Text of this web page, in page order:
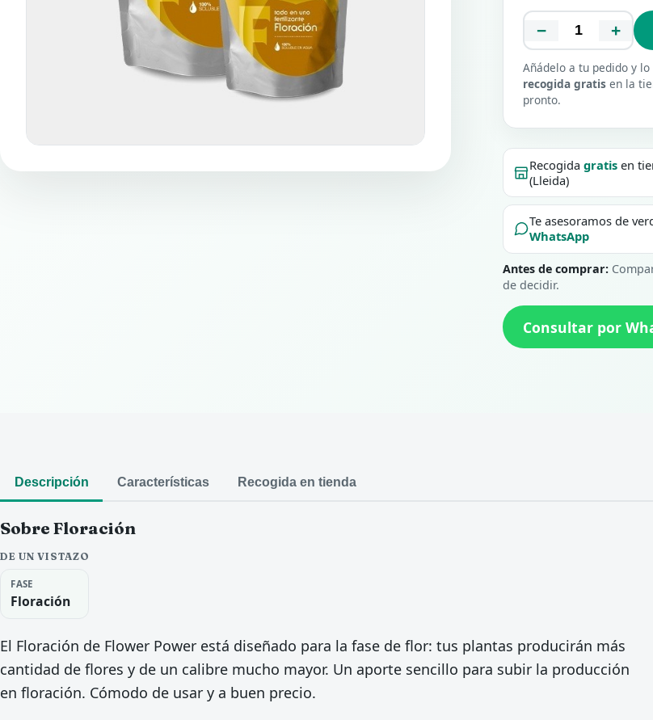
− +
Añádelo a tu pedido y
recogida gratis en la
pronto.
Recogidagratis en
(Lleida)
Te asesoramos de
WhatsApp
Antes de comprar:
de decidir.
Consultar por
Descripción Características Recogida en tienda
Sobre Floración
DE UN VISTAZO
FASE
Floración
El Floración de Flower Power está diseñado para la fase de flor: tus plantas producirán más
cantidad de flores y de un calibre mucho mayor. Un aporte sencillo para subir la producción
en floración. Cómodo de usar y a buen precio.